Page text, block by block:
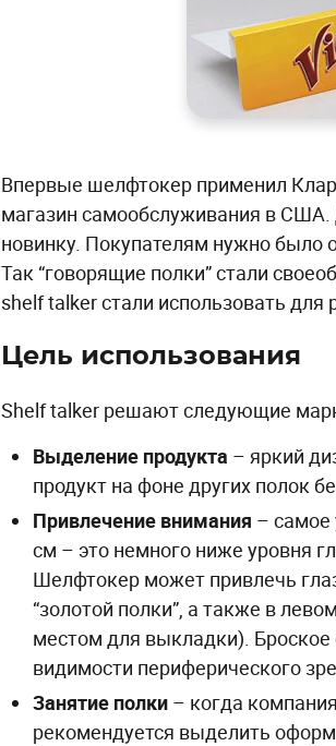
Впервые шелфтокер применил
магазин самообслуживания в
новинку. Покупателям нужно было
Так “говорящие полки” стали
shelf talker стали использовать
Цель использования
Shelf talker решают следующие
Выделение продукта – яркий
продукт на фоне других полок
Привлечение внимания – самое
см – это немного ниже уровня
Шелфтокер может привлечь
“золотой полки”, а также в
местом для выкладки).
видимости периферического
Занятие полки – когда
рекомендуется выделить